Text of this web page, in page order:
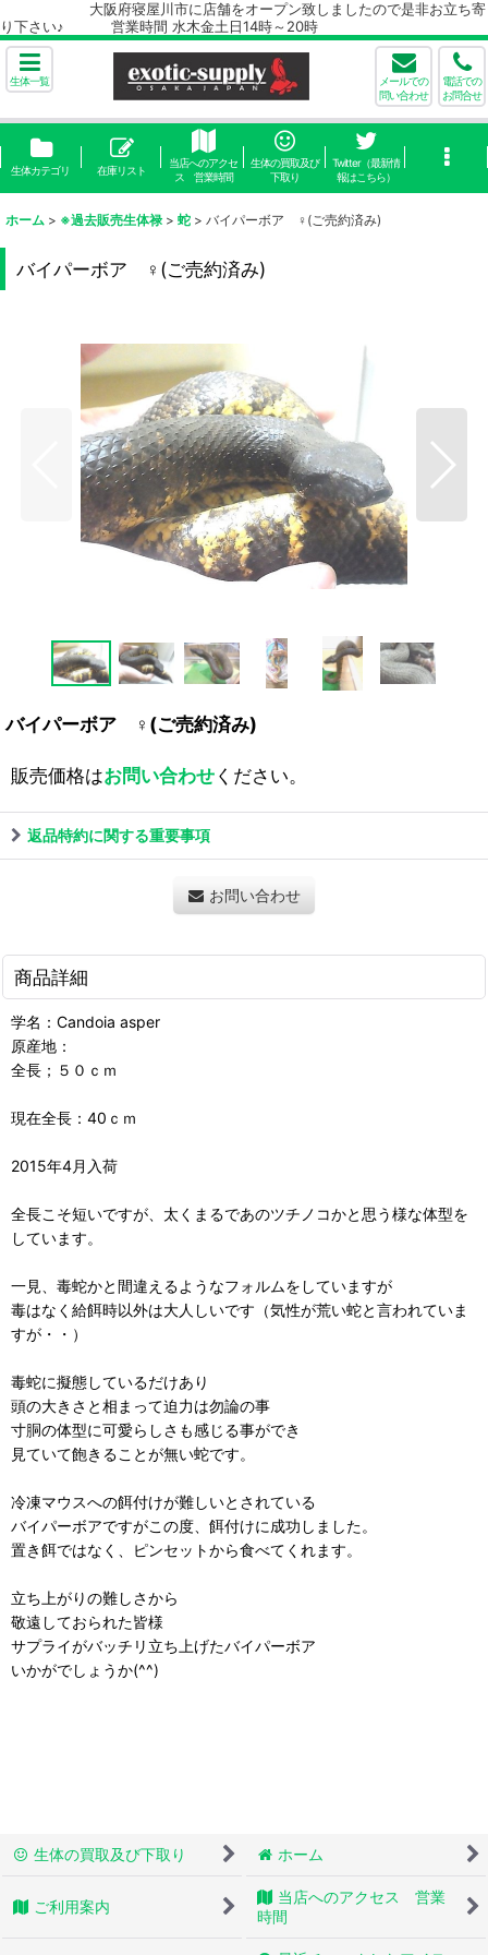
大阪府寝屋川市に店舗をオープン致しましたので是非お立ち寄
り下さい♪ 営業時間 水木金土日14時～20時
生体一覧
メールでの
問い合わせ
電話での
お問合せ
生体カテゴリ 在庫リスト
当店へのアクセ
ス 営業時間
生体の買取及び
下取り
Twitter（最新情
報はこちら）
ホーム > ※過去販売生体禄 > 蛇 > バイパーボア ♀(ご売約済み)
バイパーボア ♀(ご売約済み)
バイパーボア ♀(ご売約済み)
販売価格はお問い合わせください。
返品特約に関する重要事項
お問い合わせ
商品詳細
学名：Candoia asper
原産地：
全長；５０ｃｍ
現在全長：40ｃｍ
2015年4月入荷
全長こそ短いですが、太くまるであのツチノコかと思う様な体型を
しています。
一見、毒蛇かと間違えるようなフォルムをしていますが
毒はなく給餌時以外は大人しいです（気性が荒い蛇と言われていま
すが・・）
毒蛇に擬態しているだけあり
頭の大きさと相まって迫力は勿論の事
寸胴の体型に可愛らしさも感じる事ができ
見ていて飽きることが無い蛇です。
冷凍マウスへの餌付けが難しいとされている
バイパーボアですがこの度、餌付けに成功しました。
置き餌ではなく、ピンセットから食べてくれます。
立ち上がりの難しさから
敬遠しておられた皆様
サプライがバッチリ立ち上げたバイパーボア
いかがでしょうか(^^)
生体の買取及び下取り ホーム
ご利用案内
当店へのアクセス 営業
時間